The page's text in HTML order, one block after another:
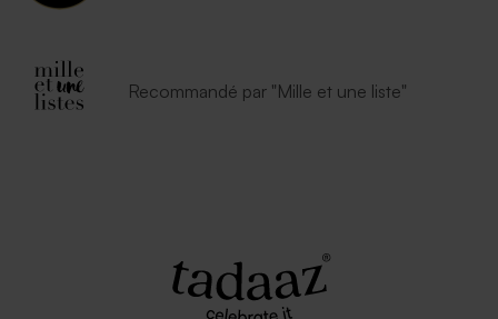
Recommandé par "Mille et une liste"